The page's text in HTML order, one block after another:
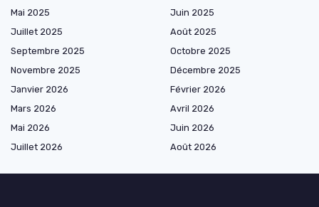
Mai 2025
Juin 2025
Juillet 2025
Août 2025
Septembre 2025
Octobre 2025
Novembre 2025
Décembre 2025
Janvier 2026
Février 2026
Mars 2026
Avril 2026
Mai 2026
Juin 2026
Juillet 2026
Août 2026